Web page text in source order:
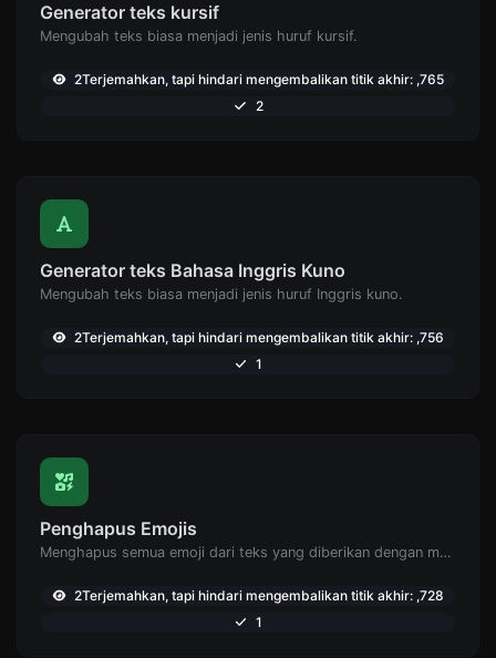
Generator teks kursif
Mengubah teks biasa menjadi jenis huruf kursif.
2Terjemahkan, tapi hindari mengembalikan titik akhir: ,765
2
Generator teks Bahasa Inggris Kuno
Mengubah teks biasa menjadi jenis huruf Inggris kuno.
2Terjemahkan, tapi hindari mengembalikan titik akhir: ,756
1
Penghapus Emojis
Menghapus semua emoji dari teks yang diberikan dengan mudah.
2Terjemahkan, tapi hindari mengembalikan titik akhir: ,728
1